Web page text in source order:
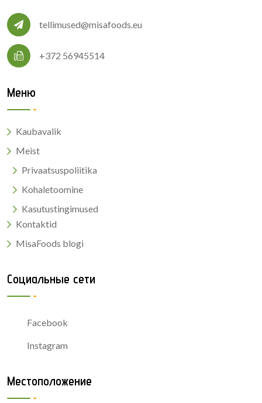
tellimused@misafoods.eu
+372 56945514
Меню
Kaubavalik
Meist
Privaatsuspoliitika
Kohaletoomine
Kasutustingimused
Kontaktid
MisaFoods blogi
Социальные сети
Facebook
Instagram
Местоположение